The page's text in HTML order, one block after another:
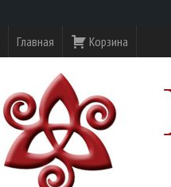
Главная Корзина